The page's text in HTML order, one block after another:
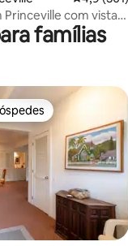
com vista
condicionado
famílias
dos hóspedes